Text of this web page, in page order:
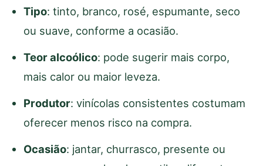
Tipo: tinto, branco, rosé, espumante, seco
ou suave, conforme a ocasião.
Teor alcoólico: pode sugerir mais corpo,
mais calor ou maior leveza.
Produtor: vinícolas consistentes costumam
oferecer menos risco na compra.
Ocasião: jantar, churrasco, presente ou